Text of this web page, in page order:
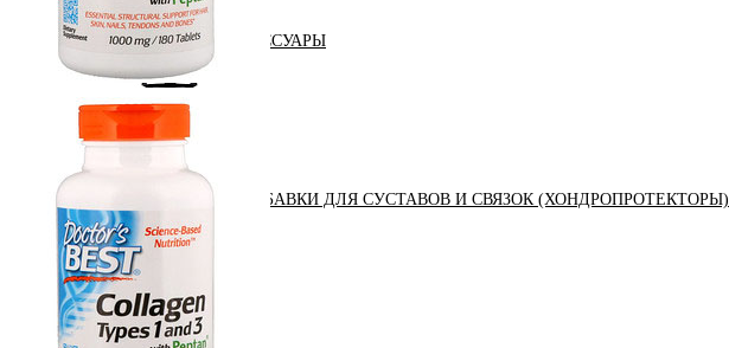
АКСЕССУАРЫ
ДОБАВКИ ДЛЯ СУСТАВОВ И СВЯЗОК (ХОНДРОПРОТЕКТОРЫ)